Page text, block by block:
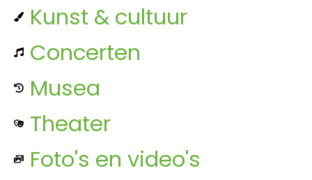
Kunst & cultuur
Concerten
Musea
Theater
Foto's en video's